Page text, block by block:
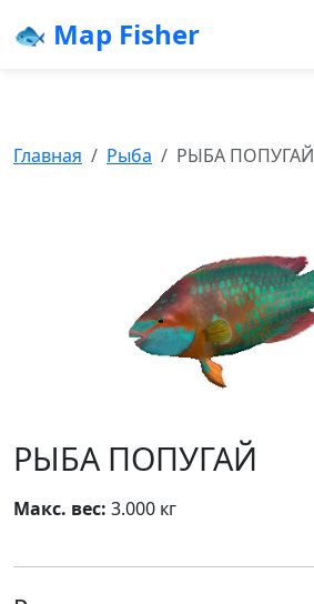
🐟 Map Fisher
Главная Рыба РЫБА ПОПУГАЙ
РЫБА ПОПУГАЙ
Макс. вес: 3.000 кг